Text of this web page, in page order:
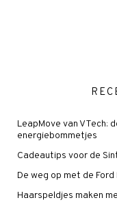
LeapMove van VTech:
energiebommetjes
Cadeautips voor de
De weg op met de Ford
Haarspeldjes maken